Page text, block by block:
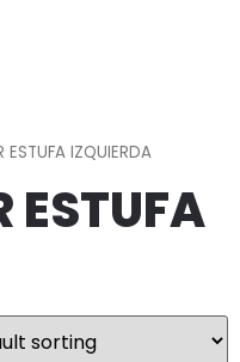
IZQUIERDA
ESTUFA